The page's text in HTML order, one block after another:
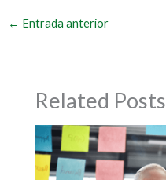
← Entrada anterior
Related Posts